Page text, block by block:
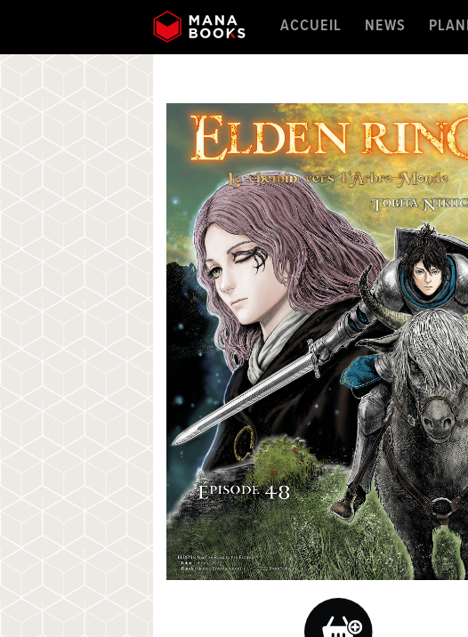
ACCUEIL NEWS